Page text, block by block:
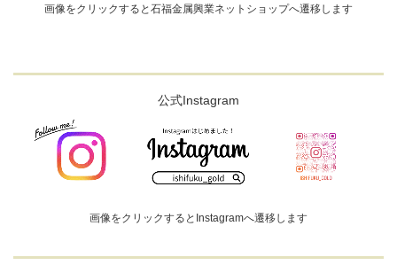
画像をクリックすると石福金属興業ネットショップへ遷移します
公式Instagram
画像をクリックするとInstagramへ遷移します